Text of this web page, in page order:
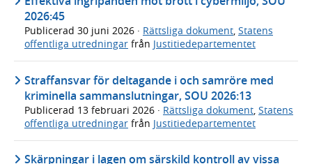
2026:45
Publicerad 30 juni 2026 · Rättsliga dokument, Statens
offentliga utredningar från Justitiedepartementet
Straffansvar för deltagande i och samröre med
kriminella sammanslutningar, SOU 2026:13
Publicerad 13 februari 2026 · Rättsliga dokument Statens
offentliga utredningar från Justitiedepartementet
Skärpningar i lagen om särskild kontroll av vissa